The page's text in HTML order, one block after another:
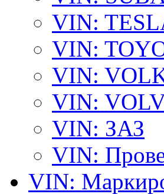
VIN:
VIN:
VIN:
VIN:
VIN: ЗАЗ
VIN:
VIN: